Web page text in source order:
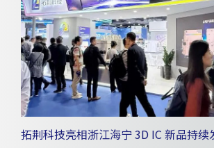
拓荆科技亮相浙江海宁 3D IC 新品持续